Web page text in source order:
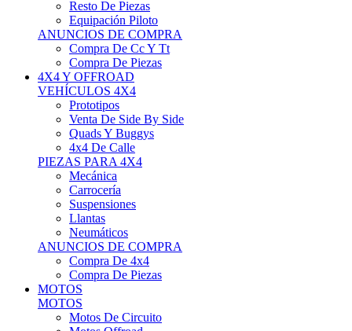
Resto De Piezas
Equipación Piloto
ANUNCIOS DE COMPRA
Compra De Cc Y Tt
Compra De Piezas
4X4 Y OFFROAD
VEHÍCULOS 4X4
Prototipos
Venta De Side By Side
Quads Y Buggys
4x4 De Calle
PIEZAS PARA 4X4
Mecánica
Carrocería
Suspensiones
Llantas
Neumáticos
ANUNCIOS DE COMPRA
Compra De 4x4
Compra De Piezas
MOTOS
MOTOS
Motos De Circuito